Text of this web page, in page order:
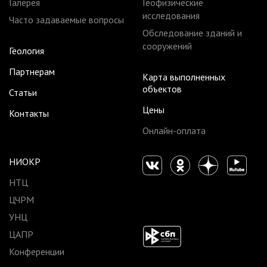
Галерея
Часто задаваемые вопросы
Геология
Партнерам
Статьи
Контакты
Геофизические
исследования
Обследование зданий и
сооружений
Карта выполненных
объектов
Цены
Онлайн-оплата
НИОКР
НТЦ
ЦЧРМ
УНЦ
ЦАПР
Конференции